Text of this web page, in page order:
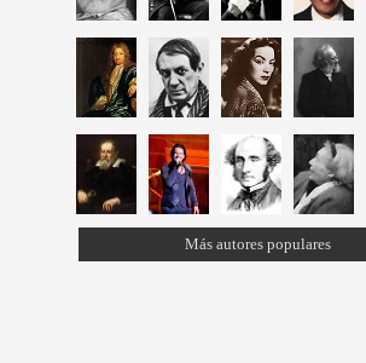
Más autores populares